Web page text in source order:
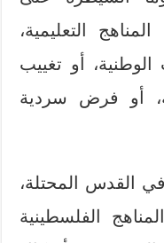
التعليمية،
أو تغييب
أو فرض سردية
القدس المحتلة،
الفلسطينية